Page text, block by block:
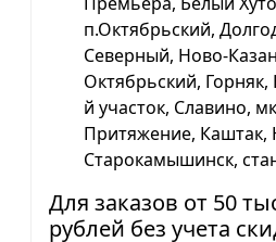
п.Октябрьский,
Северный, Ново-
Октябрьский,
й участок, Славино,
Притяжение, Каштак,
Старокамышинск,
Для заказов от 50
рублей без учета